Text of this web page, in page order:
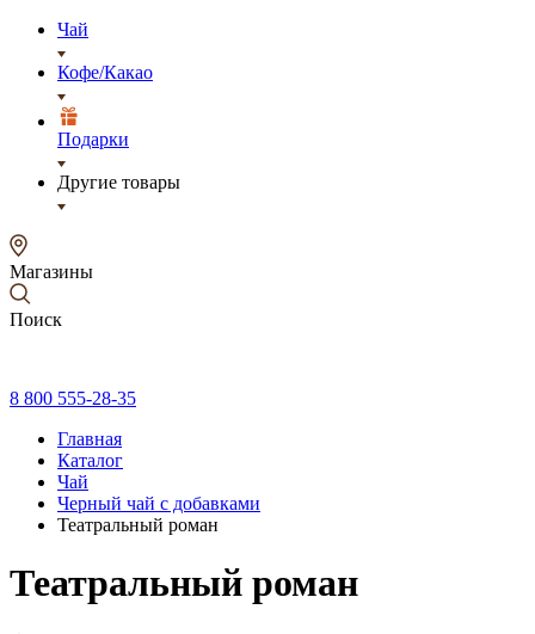
Чай
Кофе/Какао
Подарки
Другие товары
Магазины
Поиск
8 800 555-28-35
Главная
Каталог
Чай
Черный чай с добавками
Театральный роман
Театральный роман